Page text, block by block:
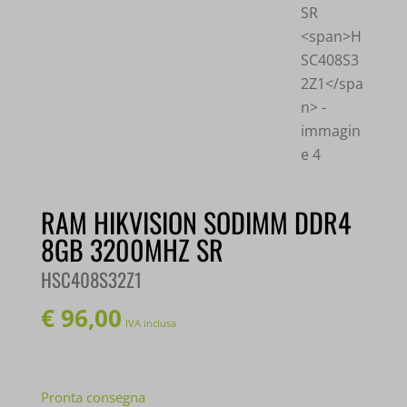
RAM HIKVISION SODIMM DDR4
8GB 3200MHZ SR
HSC408S32Z1
€96,00 IVA inclusa
Pronta consegna